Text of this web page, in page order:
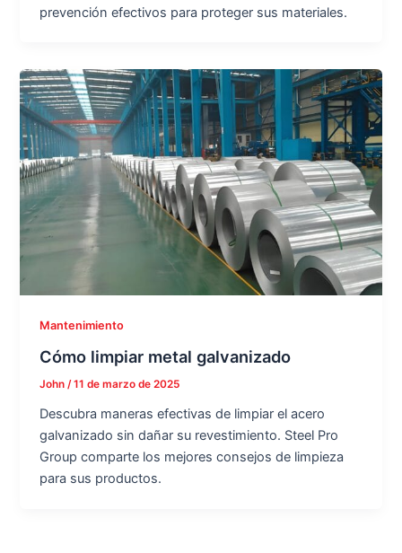
prevención efectivos para proteger sus materiales.
Mantenimiento
Cómo limpiar metal galvanizado
John/11 de marzo de 2025
Descubra maneras efectivas de limpiar el acero
galvanizado sin dañar su revestimiento. Steel Pro
Group comparte los mejores consejos de limpieza
para sus productos.